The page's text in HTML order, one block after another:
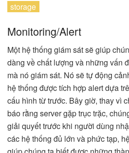
storage
Monitoring/Alert
Một hệ thống giám sát sẽ giúp
dàng về chất lượng và những vấn
mà nó giám sát. Nó sẽ tự động
hệ thống được tích hợp alert dựa
cấu hình từ trước. Bây giờ, thay vì
báo rằng server gặp trục trặc,
giải quyết trước khi người dùng
các hệ thống đủ lớn và phức tạp,